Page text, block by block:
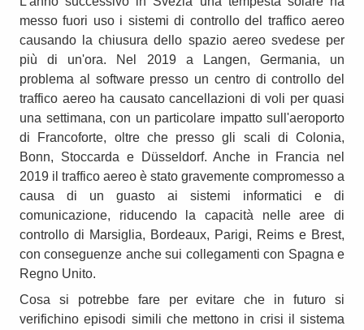
messo fuori uso i sistemi di controllo del traffico aereo
causando la chiusura dello spazio aereo svedese per
più di un'ora. Nel 2019 a Langen, Germania, un
problema al software presso un centro di controllo del
traffico aereo ha causato cancellazioni di voli per quasi
una settimana, con un particolare impatto sull'aeroporto
di Francoforte, oltre che presso gli scali di Colonia,
Bonn, Stoccarda e Düsseldorf. Anche in Francia nel
2019 il traffico aereo è stato gravemente compromesso a
causa di un guasto ai sistemi informatici e di
comunicazione, riducendo la capacità nelle aree di
controllo di Marsiglia, Bordeaux, Parigi, Reims e Brest,
con conseguenze anche sui collegamenti con Spagna e
Regno Unito.
Cosa si potrebbe fare per evitare che in futuro si
verifichino episodi simili che mettono in crisi il sistema